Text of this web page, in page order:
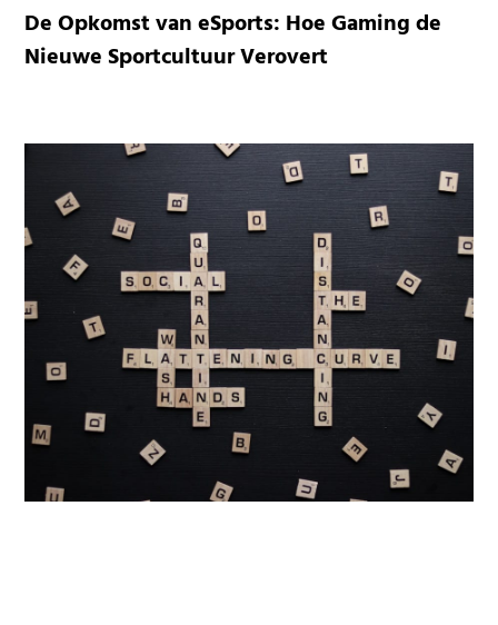
De Opkomst van eSports: Hoe Gaming de
Nieuwe Sportcultuur Verovert